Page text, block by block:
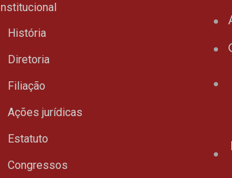
Institucional
História
Diretoria
Filiação
Ações jurídicas
Estatuto
Congressos